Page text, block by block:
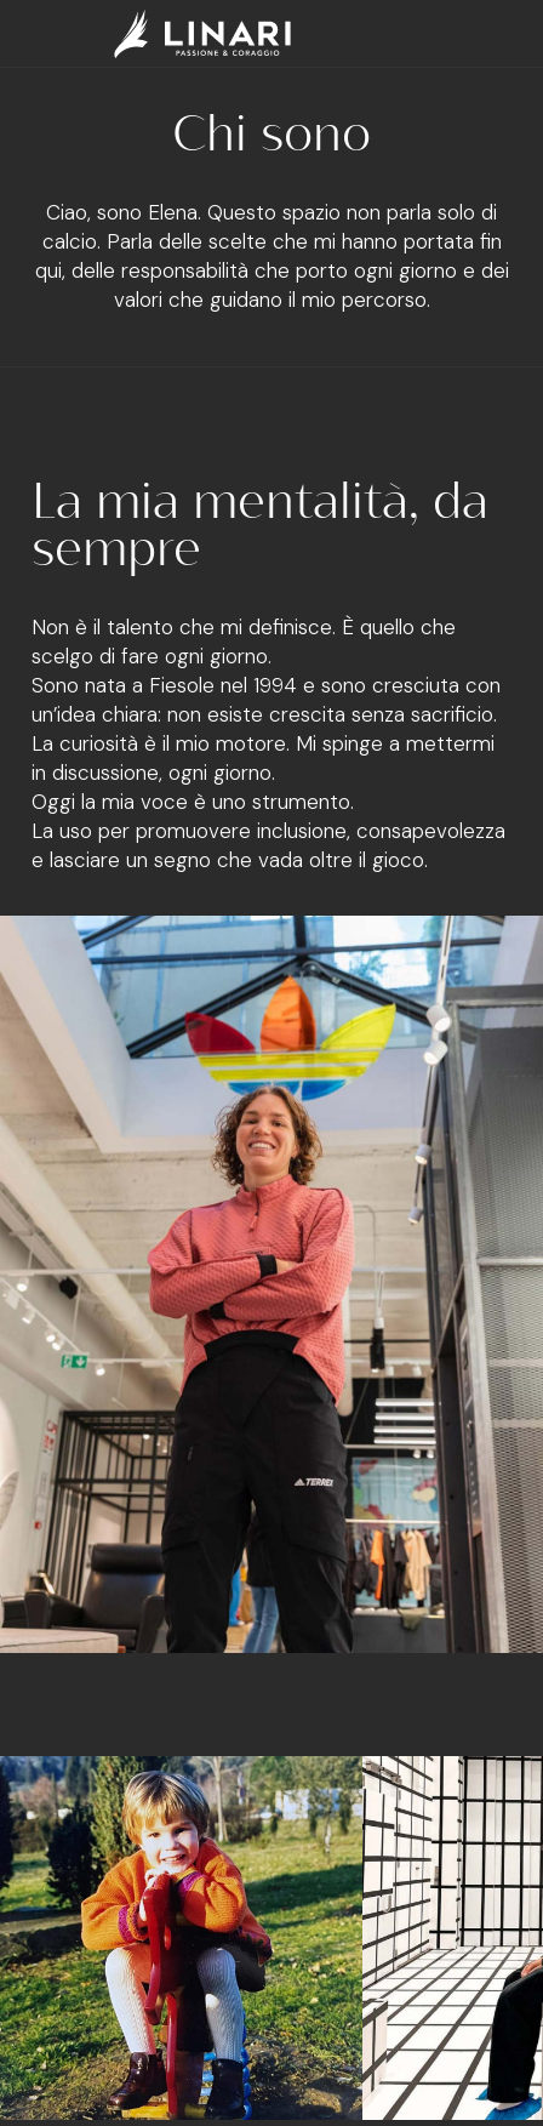
Chi sono
Ciao, sono Elena. Questo spazio non parla solo di
calcio. Parla delle scelte che mi hanno portata fin
qui, delle responsabilità che porto ogni giorno e dei
valori che guidano il mio percorso.
La mia mentalità, da
sempre
Non è il talento che mi definisce. È quello che
scelgo di fare ogni giorno.
Sono nata a Fiesole nel 1994 e sono cresciuta con
un’idea chiara: non esiste crescita senza sacrificio.
La curiosità è il mio motore. Mi spinge a mettermi
in discussione, ogni giorno.
Oggi la mia voce è uno strumento.
La uso per promuovere inclusione, consapevolezza
e lasciare un segno che vada oltre il gioco.